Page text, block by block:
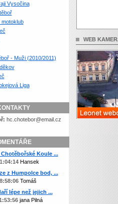
Vysočina
- Muži (2010/2011)
Liga
zc.liame@robetohc.ch
Chotěbořské Koule ...
Hansek
z Humpolce bod, ...
Tomáš
lépe než jejich ...
jana Pilná
WEB